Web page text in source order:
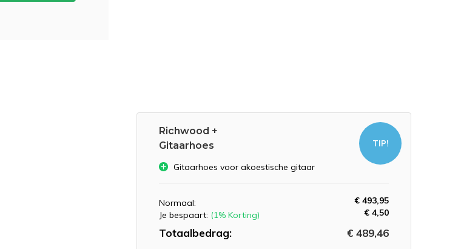
Richwood +
Gitaarhoes
Gitaarhoes voor akoestische gitaar
Normaal:
€ 493,95
Je bespaart: (1% Korting) € 4,50
Totaalbedrag: € 489,46
TIP!